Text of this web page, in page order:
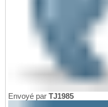
Envoyé par TJ1985